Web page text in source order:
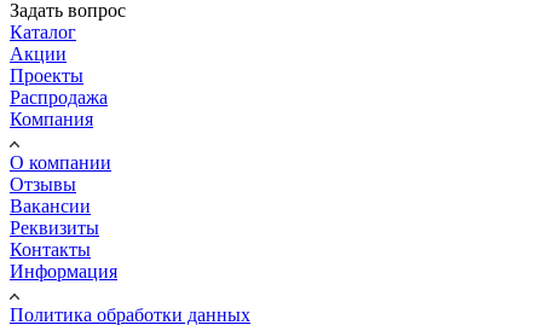
Задать вопрос
Каталог
Акции
Проекты
Распродажа
Компания
О компании
Отзывы
Вакансии
Реквизиты
Контакты
Информация
Политика обработки данных